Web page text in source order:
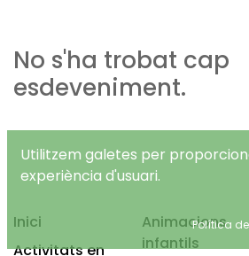
No s'ha trobat cap
esdeveniment.
Inici
Activitats en
Animacions
infantils
Utilitzem galetes per
experiència d'usuari.
Política